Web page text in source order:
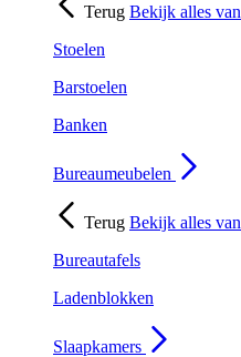
Terug Bekijk alles van
Stoelen
Barstoelen
Banken
Bureaumeubelen
Terug Bekijk alles van
Bureautafels
Ladenblokken
Slaapkamers